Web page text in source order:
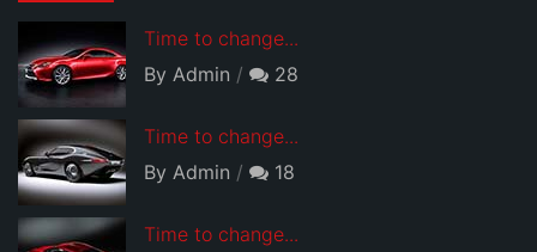
Time to change...
By Admin
28
Time to change...
By Admin
18
Time to change...